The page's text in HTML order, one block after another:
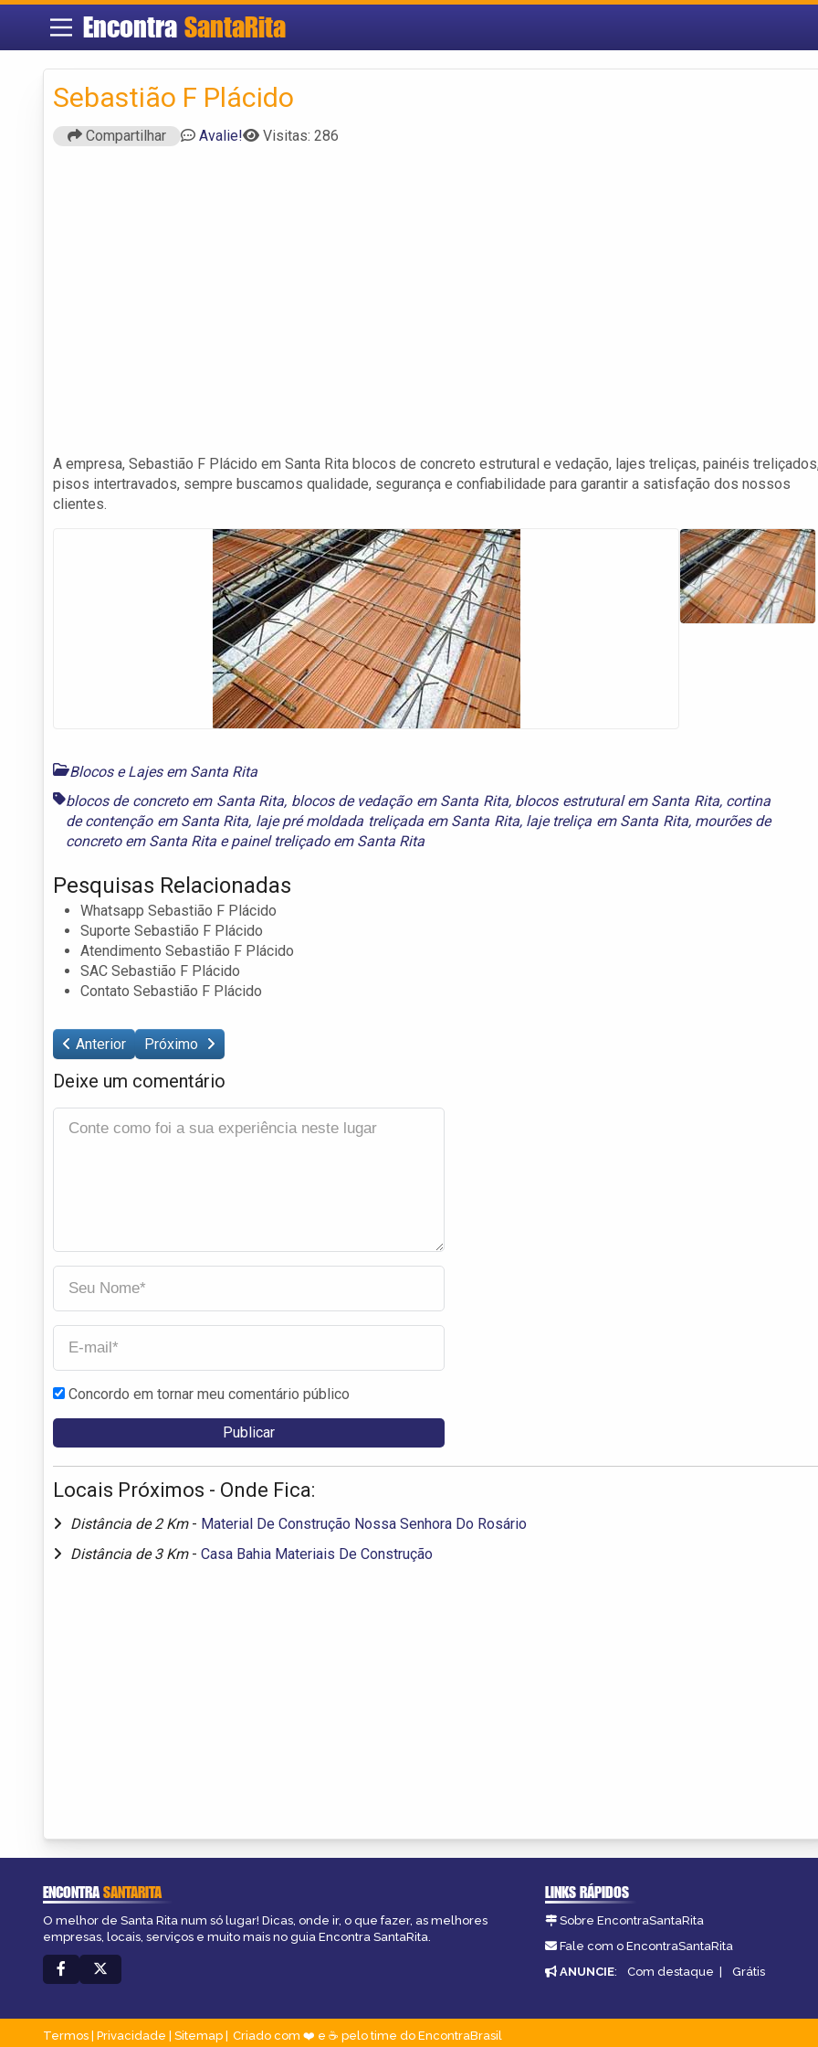
Encontra SantaRita
Sebastião F Plácido
Compartilhar Avalie! Visitas: 286
A empresa, Sebastião F Plácido em Santa Rita blocos de concreto estrutural e vedação, lajes treliças, painéis
pisos intertravados, sempre buscamos qualidade, segurança e confiabilidade para garantir a satisfação dos nossos
clientes.
Blocos e Lajes em Santa Rita
blocos de concreto em Santa Rita, blocos de vedação em Santa Rita, blocos estrutural em Santa Rita, cortina
de contenção em Santa Rita, laje pré moldada treliçada em Santa Rita, laje treliça em Santa Rita, mourões de
concreto em Santa Rita epainel treliçado em Santa Rita
Pesquisas Relacionadas
Whatsapp Sebastião F Plácido
Suporte Sebastião F Plácido
Atendimento Sebastião F Plácido
SAC Sebastião F Plácido
Contato Sebastião F Plácido
Anterior Próximo
Deixe um comentário
Concordo em tornar meu comentário público
Locais Próximos - Onde Fica:
Distância de 2 Km - Material De Construção Nossa Senhora Do Rosário
Distância de 3 Km - Casa Bahia Materiais De Construção
ENCONTRASANTARITA
O melhor de Santa Rita num só lugar! Dicas, onde ir, o que fazer, as melhores
empresas, locais, serviços e muito mais no guia Encontra SantaRita.
LINKS RÁPIDOS
Sobre EncontraSantaRita
Fale com o EncontraSantaRita
ANUNCIE: Com destaque | Grátis
Termos Privacidade Sitemap Criado com ❤️ e ☕ pelo time do EncontraBrasil